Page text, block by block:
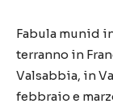
Fabula munid
terranno in
Valsabbia, in
febbraio e